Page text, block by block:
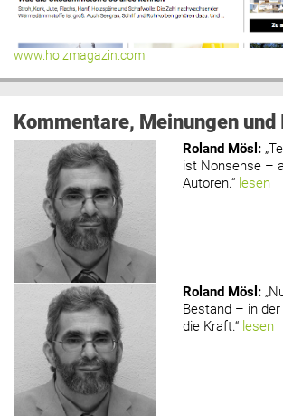
www.holzmagazin.com
Kommentare, Meinungen
Roland Mösl :
ist Nonsense –
Autoren.“ lesen
Roland Mösl :
Bestand – in
die Kraft.“ lesen